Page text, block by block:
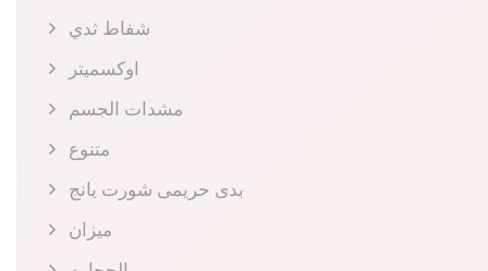
شفاط ثدي
اوكسميتر
مشدات الجسم
متنوع
بدى حريمى شورت يانج
ميزان